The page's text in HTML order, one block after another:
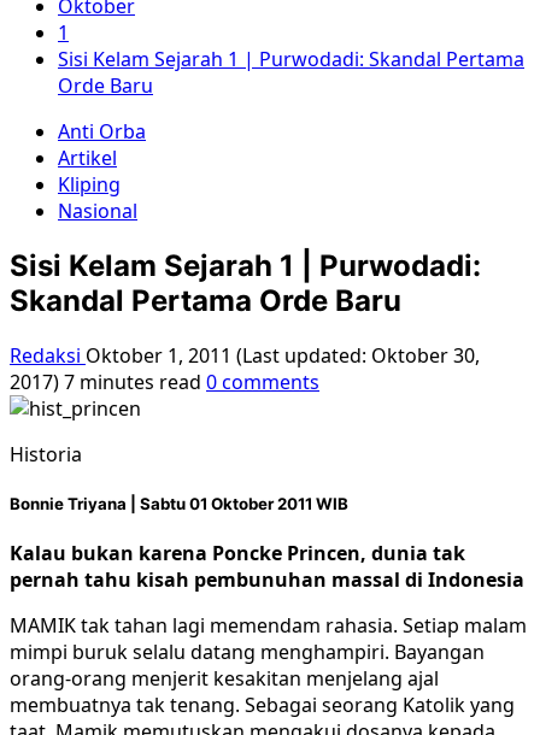
Oktober
1
Sisi Kelam Sejarah 1 | Purwodadi: Skandal Pertama
Orde Baru
Anti Orba
Artikel
Kliping
Nasional
Sisi Kelam Sejarah 1 | Purwodadi:
Skandal Pertama Orde Baru
Redaksi Oktober 1, 2011 (Last updated: Oktober 30,
2017)7 minutes read 0 comments
Historia
Bonnie Triyana | Sabtu 01 Oktober 2011 WIB
Kalau bukan karena Poncke Princen, dunia tak
pernah tahu kisah pembunuhan massal di Indonesia
MAMIK tak tahan lagi memendam rahasia. Setiap malam
mimpi buruk selalu datang menghampiri. Bayangan
orang-orang menjerit kesakitan menjelang ajal
membuatnya tak tenang. Sebagai seorang Katolik yang